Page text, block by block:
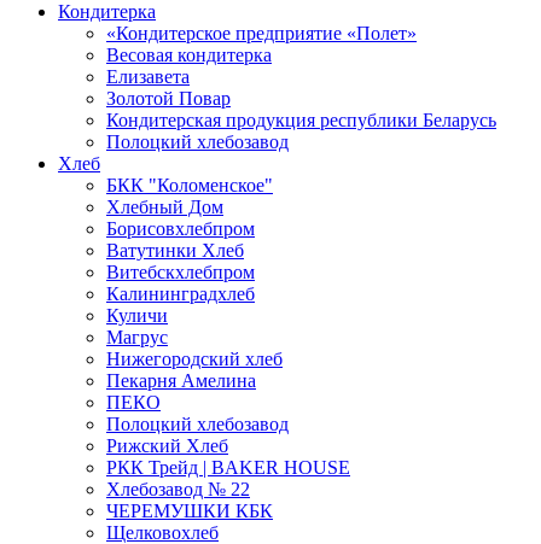
Кондитерка
«Кондитерское предприятие «Полет»
Весовая кондитерка
Елизавета
Золотой Повар
Кондитерская продукция республики Беларусь
Полоцкий хлебозавод
Хлеб
БКК "Коломенское"
Хлебный Дом
Борисовхлебпром
Ватутинки Хлеб
Витебскхлебпром
Калининградхлеб
Куличи
Магрус
Нижегородский хлеб
Пекарня Амелина
ПЕКО
Полоцкий хлебозавод
Рижский Хлеб
РКК Трейд | BAKER HOUSE
Хлебозавод № 22
ЧЕРЕМУШКИ КБК
Щелковохлеб